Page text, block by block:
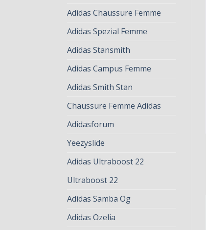
Adidas Chaussure Femme
Adidas Spezial Femme
Adidas Stansmith
Adidas Campus Femme
Adidas Smith Stan
Chaussure Femme Adidas
Adidasforum
Yeezyslide
Adidas Ultraboost 22
Ultraboost 22
Adidas Samba Og
Adidas Ozelia